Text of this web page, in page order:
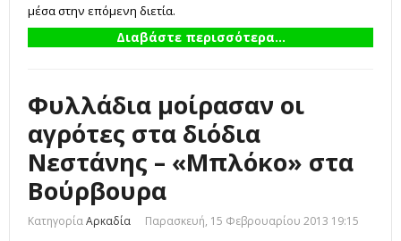
μέσα στην επόμενη διετία.
Διαβάστε περισσότερα...
Φυλλάδια μοίρασαν οι
αγρότες στα διόδια
Νεστάνης – «Μπλόκο» στα
Βούρβουρα
ΚατηγορίαΑρκαδία Παρασκευή, 15 Φεβρουαρίου 2013 19:15